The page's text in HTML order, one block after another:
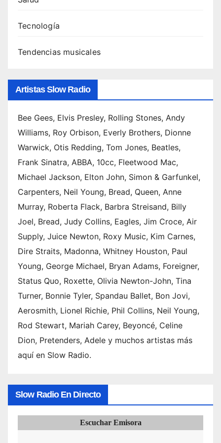
Tecnología
Tendencias musicales
Artistas Slow Radio
Bee Gees, Elvis Presley, Rolling Stones, Andy
Williams, Roy Orbison, Everly Brothers, Dionne
Warwick, Otis Redding, Tom Jones, Beatles,
Frank Sinatra, ABBA, 10cc, Fleetwood Mac,
Michael Jackson, Elton John, Simon & Garfunkel,
Carpenters, Neil Young, Bread, Queen, Anne
Murray, Roberta Flack, Barbra Streisand, Billy
Joel, Bread, Judy Collins, Eagles, Jim Croce, Air
Supply, Juice Newton, Roxy Music, Kim Carnes,
Dire Straits, Madonna, Whitney Houston, Paul
Young, George Michael, Bryan Adams, Foreigner,
Status Quo, Roxette, Olivia Newton-John, Tina
Turner, Bonnie Tyler, Spandau Ballet, Bon Jovi,
Aerosmith, Lionel Richie, Phil Collins, Neil Young,
Rod Stewart, Mariah Carey, Beyoncé, Celine
Dion, Pretenders, Adele y muchos artistas más
aquí en Slow Radio.
Slow Radio En Directo
Escuchar Emisora